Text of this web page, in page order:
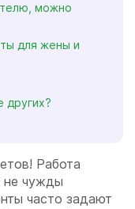
можно
для жены и
других?
Работа
не чужды
часто задают